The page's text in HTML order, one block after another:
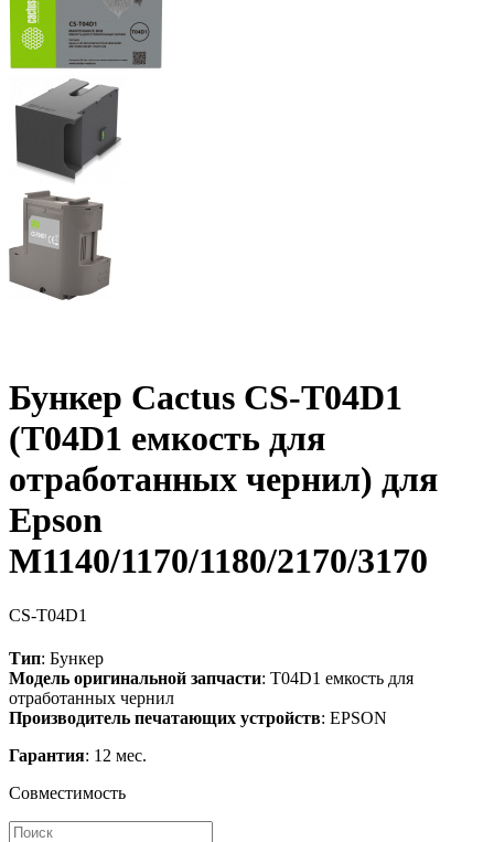
Бункер Cactus CS-T04D1
(T04D1 емкость для
отработанных чернил) для
Epson
M1140/1170/1180/2170/3170
CS-T04D1
Тип: Бункер
Модель оригинальной запчасти: T04D1 емкость для
отработанных чернил
Производитель печатающих устройств: EPSON
Гарантия: 12 мес.
Совместимость